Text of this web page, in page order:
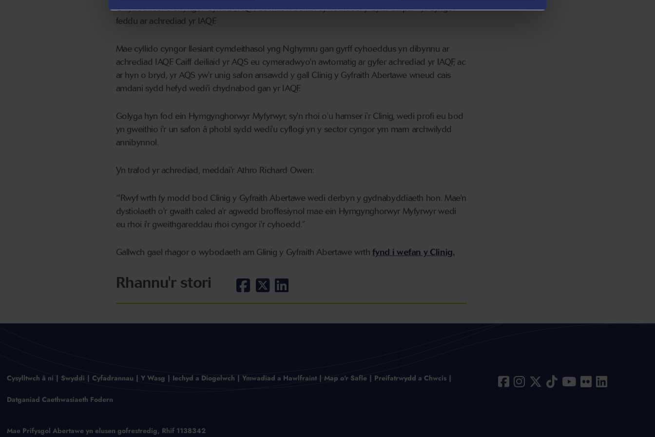
Gwybodaeth a Chyngor Cymru (IAQF) ac mae'n bolisi'r llywodraeth y dylai darparwyr cyngor
feddu ar achrediad yr IAQF.
Mae cyllido cyngor llesiant cymdeithasol yng Nghymru gan gyrff cyhoeddus yn dibynnu ar
achrediad IAQF. Caiff deiliaid yr AQS eu cymeradwyo'n awtomatig ar gyfer achrediad yr IAQF, ac
ar hyn o bryd, yr AQS yw'r unig safon ansawdd y gall Clinig y Gyfraith Abertawe wneud cais
amdani sydd hefyd wedi'i chydnabod gan yr IAQF.
Golyga hyn fod ein Hymgynghorwyr Myfyrwyr, sy'n rhoi o'u hamser i'r Clinig, wedi profi eu bod
yn gweithio i'r un safon â phobl sydd wedi'u cyflogi yn y sector cyngor ym marn archwilydd
annibynnol.
Yn trafod yr achrediad, meddai'r Athro Richard Owen:
“'Rwyf wrth fy modd bod Clinig y Gyfraith Abertawe wedi derbyn y gydnabyddiaeth hon. Mae'n
dystiolaeth o'r gwaith caled a'r agwedd broffesiynol mae ein Hymgynghorwyr Myfyrwyr wedi
eu rhoi i'r gweithgareddau rhoi cyngor i'r cyhoedd.”
Gallwch gael rhagor o wybodaeth am Glinig y Gyfraith Abertawe wrthfynd i wefan y Clinig.
Rhannu'r stori
Cysylltwch â ni Swyddi Cyfadrannau Y Wasg Iechyd a Diogelwch Ymwadiad a Hawlfraint Map o'r Safle Preifatrwydd a Chwcis
Datganiad Caethwasiaeth Fodern
Mae Prifysgol Abertawe yn elusen gofrestredig, Rhif 1138342